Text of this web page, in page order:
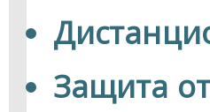
Защита